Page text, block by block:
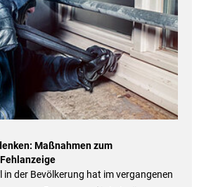
Maßnahmen zum
in der Bevölkerung hat im vergangenen